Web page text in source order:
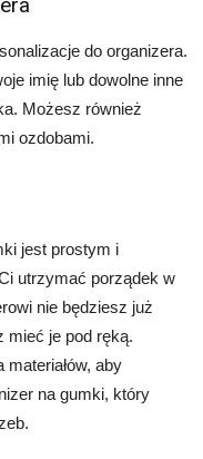
do organizera.
imię lub dowolne inne
Możesz również
ozdobami.
jest prostym i
utrzymać porządek w
nie będziesz już
mieć je pod ręką.
aby
na gumki, który